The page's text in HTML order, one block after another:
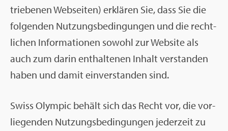
trie­be­nen Web­sei­ten) er­klä­ren Sie, dass Sie die
fol­gen­den Nut­zungs­be­din­gun­gen und die recht­
li­chen In­for­ma­tio­nen so­wohl zur Web­site als
auch zum darin ent­hal­te­nen In­halt ver­stan­den
haben und damit ein­ver­stan­den sind.
Swiss Olym­pic be­hält sich das Recht vor, die vor­
lie­gen­den Nut­zungs­be­din­gun­gen je­der­zeit zu